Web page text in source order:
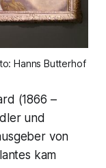
Hanns Butterhof
(1866 –
und
von
kam